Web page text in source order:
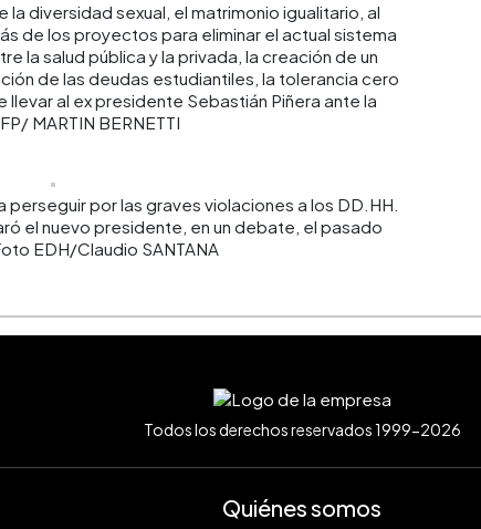
diversidad sexual, el matrimonio igualitario, al
de los proyectos para eliminar el actual sistema
la salud pública y la privada, la creación de un
de las deudas estudiantiles, la tolerancia cero
al ex presidente Sebastián Piñera ante la
MARTIN BERNETTI
perseguir por las graves violaciones a los DD.HH.
el nuevo presidente, en un debate, el pasado
EDH/Claudio SANTANA
Todos los derechos reservados 1999-2026
Quiénes somos